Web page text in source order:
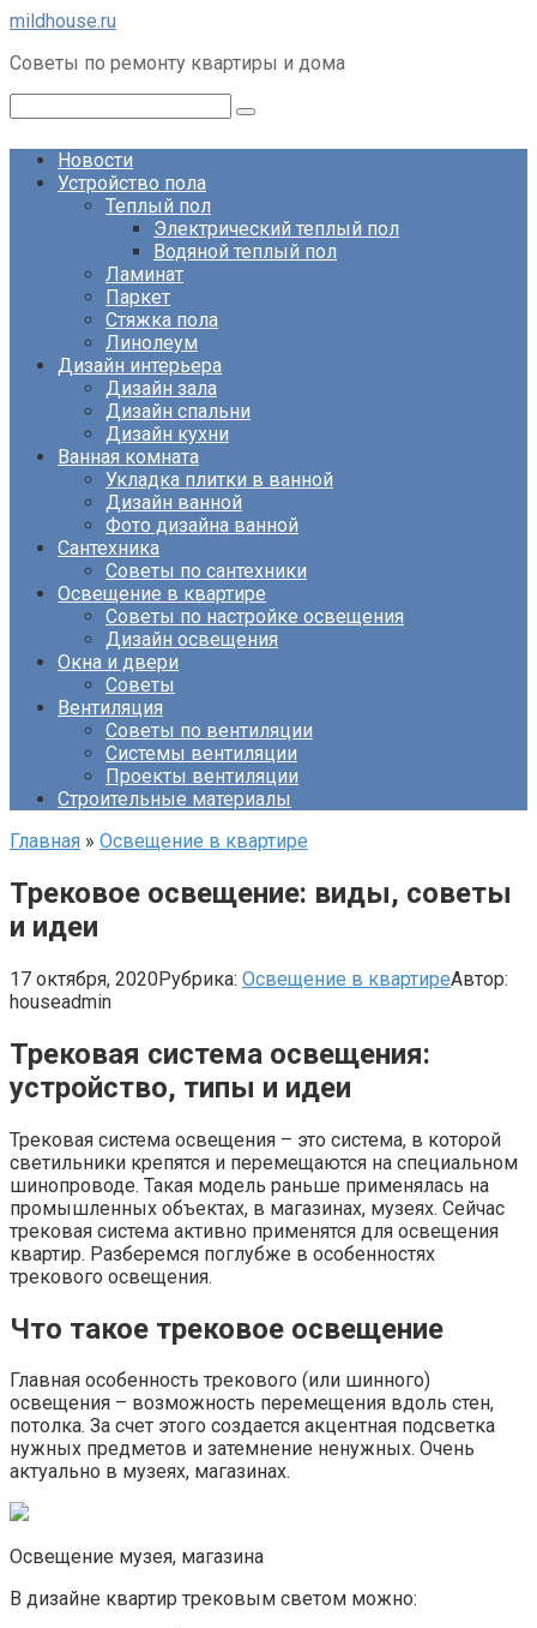
Перейти
контенту
mildhouse.ru
Советы по ремонту квартиры и дома
Новости
Устройство пола
Теплый пол
Электрический теплый пол
Водяной теплый пол
Ламинат
Паркет
Стяжка пола
Линолеум
Дизайн интерьера
Дизайн зала
Дизайн спальни
Дизайн кухни
Ванная комната
Укладка плитки в ванной
Дизайн ванной
Фото дизайна ванной
Сантехника
Советы по сантехники
Освещение в квартире
Советы по настройке освещения
Дизайн освещения
Окна и двери
Советы
Вентиляция
Советы по вентиляции
Системы вентиляции
Проекты вентиляции
Строительные материалы
Главная » Освещение в квартире
Трековое освещение: виды, советы
и идеи
17 октября, 2020Рубрика: Освещение в квартиреАвтор:
houseadmin
Трековая система освещения:
устройство, типы и идеи
Трековая система освещения – это система, в которой
светильники крепятся и перемещаются на специальном
шинопроводе. Такая модель раньше применялась на
промышленных объектах, в магазинах, музеях. Сейчас
трековая система активно применятся для освещения
квартир. Разберемся поглубже в особенностях
трекового освещения.
Что такое трековое освещение
Главная особенность трекового (или шинного)
освещения – возможность перемещения вдоль стен,
потолка. За счет этого создается акцентная подсветка
нужных предметов и затемнение ненужных. Очень
актуально в музеях, магазинах.
Освещение музея, магазина
В дизайне квартир трековым светом можно: